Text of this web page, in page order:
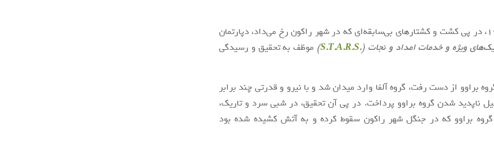
در ماه جولای سال ۱۹۹۸، در پی کشت و کشتارهای بی‌سابقه‌ای که در شهر راکون رخ می‌داد، دپارتمان
ویژه و خدمات امداد و نجات (.S.T.A.R.S
) موظف به تحقیق و رسیدگی
براوو از دست رفت، گروه آلفا وارد میدان شد و با نیرو و قدرتی چند برابر
ناپدید شدن گروه براوو پرداخت. در پی آن تحقیق، در شبی سرد و تاریک،
گروه براوو که در جنگل شهر راکون سقوط کرده و به آتش کشیده شده بود